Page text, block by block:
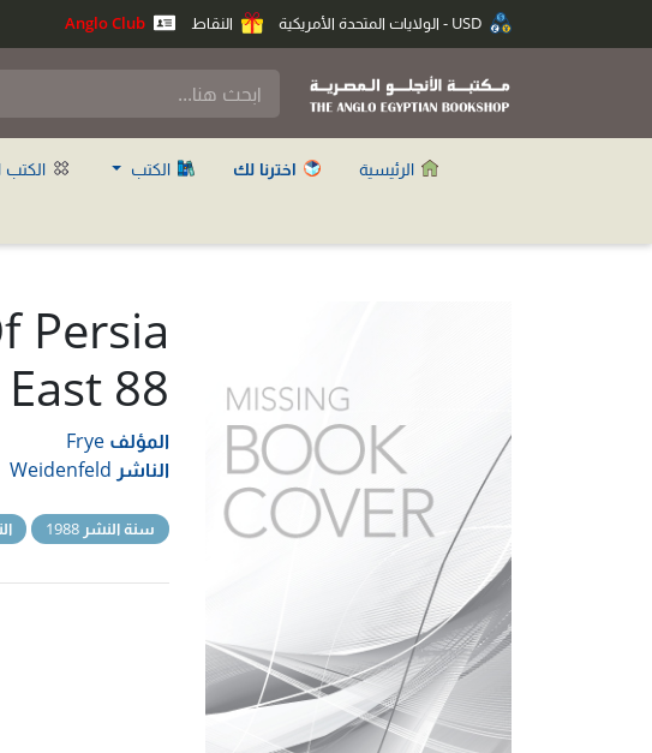
النقاط
الرئيسية اخترنا لك الكتب الكتب
Persia
88
المؤلف Frye
الناشر Weidenfeld
سنة النشر